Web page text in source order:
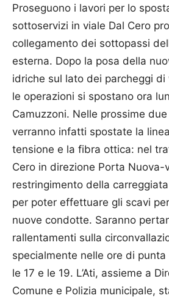
Proseguono i lavori per lo
sottoservizi in viale Dal Cero
collegamento dei sottopassi
esterna. Dopo la posa della
idriche sul lato dei parcheggi
le operazioni si spostano ora
Camuzzoni. Nelle prossime
verranno infatti spostate la
tensione e la fibra ottica: nel
Cero in direzione Porta Nuova-
restringimento della
per poter effettuare gli scavi
nuove condotte. Saranno
rallentamenti sulla
specialmente nelle ore di
le 17 e le 19. L’Ati, assieme a
Comune e Polizia municipale,